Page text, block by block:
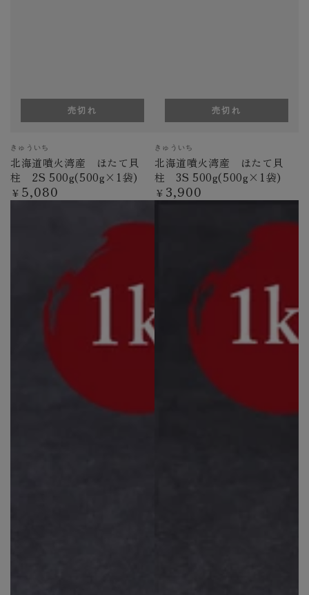
ベ
ン
ダ
ー
きゅういち
北海道噴火湾産 ほたて貝
柱 2S 500g(500g×1袋)
定
価
¥ 5,080
売切れ
ベ
ン
ダ
ー
きゅういち
北海道噴火湾産 ほたて貝
柱 3S 500g(500g×1袋)
定
価
¥ 3,900
売切れ